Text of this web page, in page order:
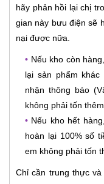
hãy phản hồi lại chị
gian này bưu điện sẽ
nại được nữa.
• Nếu kho còn
lại sản phẩm
nhận thông báo
không phải tốn
• Nếu kho hết
hoàn lại 100% số
em không phải tốn
Chỉ cần trung thực và